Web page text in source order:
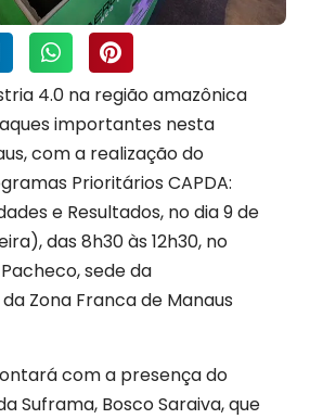
4.0 na região amazônica
importantes nesta
com a realização do
Prioritários CAPDA:
e Resultados, no dia 9 de
das 8h30 às 12h30, no
sede da
Zona Franca de Manaus
com a presença do
Suframa, Bosco Saraiva, que